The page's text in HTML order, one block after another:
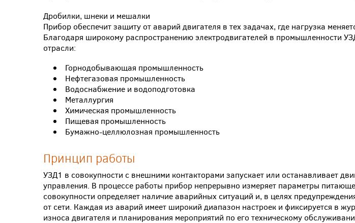
Дробилки, шнеки и мешалки
Прибор обеспечит защиту от аварий двигателя в тех задачах, где нагрузка
Благодаря широкому распространению электродвигателей в промышленности
отрасли:
Горнодобывающая промышленность
Нефтегазовая промышленность
Водоснабжение и водоподготовка
Металлургия
Химическая промышленность
Пищевая промышленность
Бумажно-целлюлозная промышленность
Принцип работы
УЗД1 в совокупности с внешними контакторами запускает или останавливает
управления. В процессе работы прибор непрерывно измеряет параметры
совокупности определяет наличие аварийных ситуаций и, в целях
от сети. Каждая из аварий имеет широкий диапазон настроек и фиксируется в
износа двигателя и планирования мероприятий по его техническому